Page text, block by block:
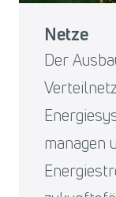
Netze
Der
managen